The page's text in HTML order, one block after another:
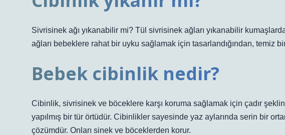
Sivrisinek ağı yıkanabilir mi? Tül sivrisinek ağları yıkanabilir
ağları bebeklere rahat bir uyku sağlamak için tasarlandığından, temiz bir
Bebek cibinlik nedir?
Cibinlik, sivrisinek ve böceklere karşı koruma sağlamak için çadır
yapılmış bir tür örtüdür. Cibinlikler sayesinde yaz aylarında serin bir
çözümdür. Onları sinek ve böceklerden korur.